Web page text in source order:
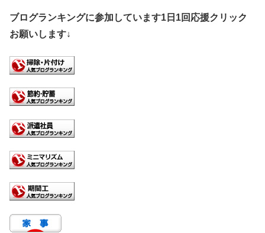
ブログランキングに参加しています1日1回応援クリック
お願いします↓